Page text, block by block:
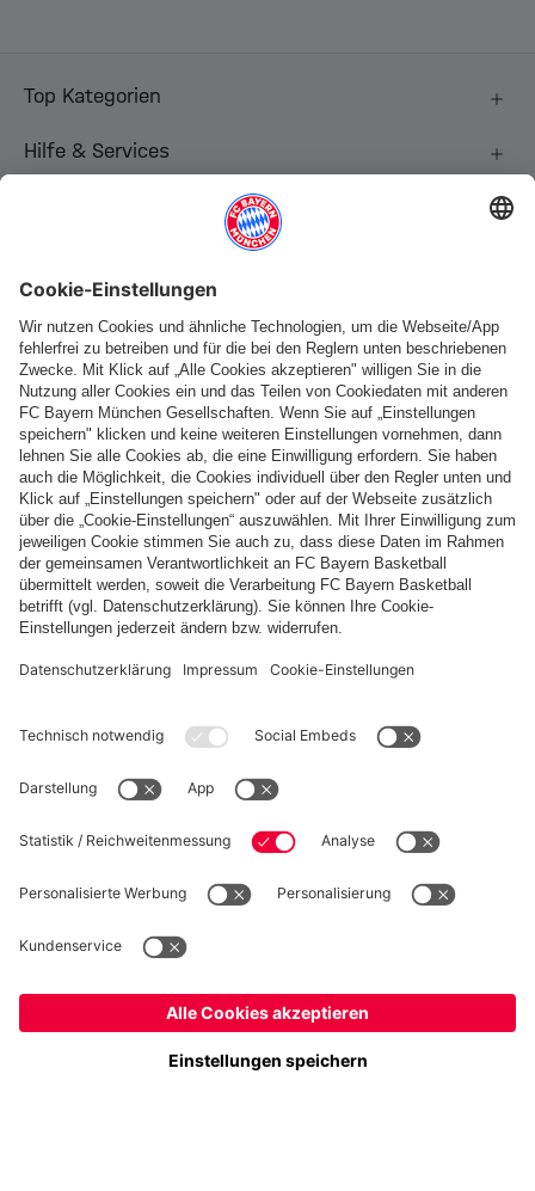
Top Kategorien
Hilfe & Services
Folge uns
Zahlung & Lieferung
FC Bayern Store App
WIDERRUF
Datenschutz
Cookie Details
Preise inklusive MwSt. und zzgl. Versandkosten
© FC Bayern München AG
FC Bayern München AG, Säbener Str. 51-57, 81547 München
Ja,Deutschland, um dorthin zu liefern!
Nein,Global, um dorthin zu liefern!